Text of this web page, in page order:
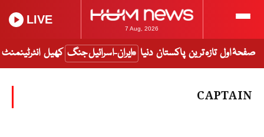
7 Aug, 2026
LIVE
صفحۂ اول تازہ ترین پاکستان دنیا ایران-اسرائیل جنگ کھیل انٹرٹینمنٹ
CAPTAIN